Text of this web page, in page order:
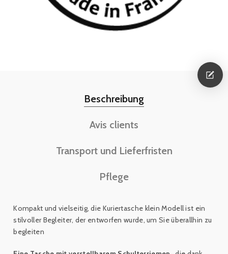
Beschreibung
Avis clients
Transport und Lieferfristen
Pflege
Kompakt und vielseitig, die Kuriertasche klein Modellist ein
stilvoller Begleiter, der entworfen wurde, um Sie überallhin zu
begleiten